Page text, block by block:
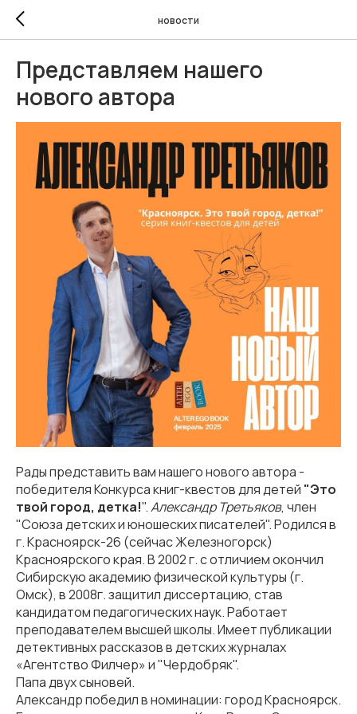
новости
Представляем нашего
нового автора
Рады представить вам нашего нового автора -
победителя Конкурса книг-квестов для детей "Это
твой город, детка!".Александр Третьяков, член
"Союза детских и юношеских писателей". Родился в
г. Красноярск-26 (сейчас Железногорск)
Красноярского края. В 2002 г. с отличием окончил
Сибирскую академию физической культуры (г.
Омск), в 2008г. защитил диссертацию, став
кандидатом педагогических наук. Работает
преподавателем высшей школы. Имеет публикации
детективных рассказов в детских журналах
«Агентство Филчер» и "Чердобряк".
Папа двух сыновей.
Александр победил в номинации: город Красноярск.